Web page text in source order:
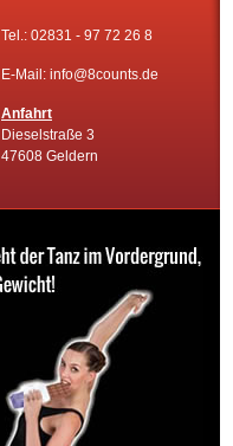
Tel.: 02831 - 97 72 26 8
E-Mail: info@8counts.de
Anfahrt
Dieselstraße 3
47608 Geldern